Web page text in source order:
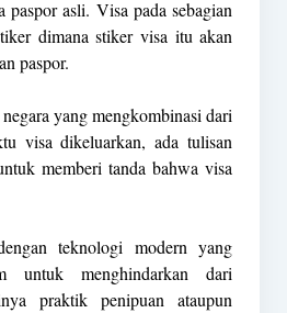
paspor asli. Visa pada sebagian
dimana stiker visa itu akan
paspor.
yang mengkombinasi dari
visa dikeluarkan, ada tulisan
memberi tanda bahwa visa
teknologi modern yang
untuk menghindarkan dari
praktik penipuan ataupun